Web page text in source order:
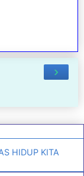
›
HIDUP KITA